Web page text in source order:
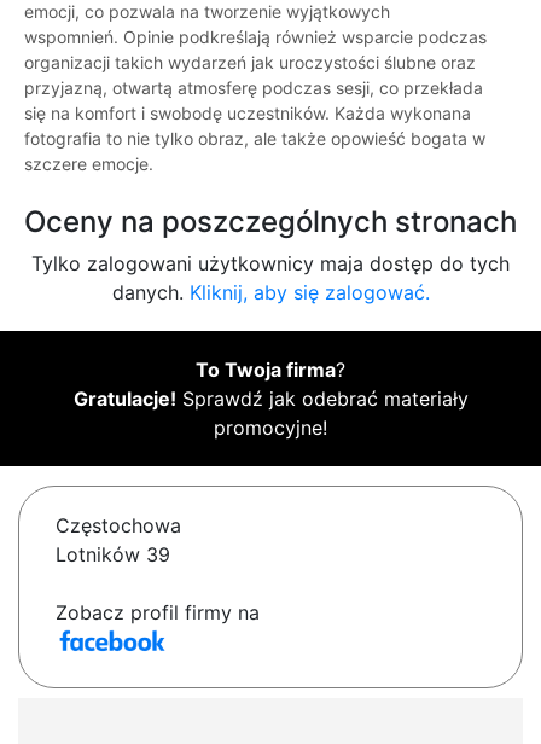
emocji, co pozwala na tworzenie wyjątkowych
wspomnień. Opinie podkreślają również wsparcie podczas
organizacji takich wydarzeń jak uroczystości ślubne oraz
przyjazną, otwartą atmosferę podczas sesji, co przekłada
się na komfort i swobodę uczestników. Każda wykonana
fotografia to nie tylko obraz, ale także opowieść bogata w
szczere emocje.
Oceny na poszczególnych stronach
Tylko zalogowani użytkownicy maja dostęp do tych
danych. Kliknij, aby się zalogować.
To Twoja firma?
Gratulacje! Sprawdź jak odebrać materiały
promocyjne!
Częstochowa
Lotników 39
Zobacz profil firmy na